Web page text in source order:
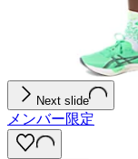
Next slide
メンバー限定